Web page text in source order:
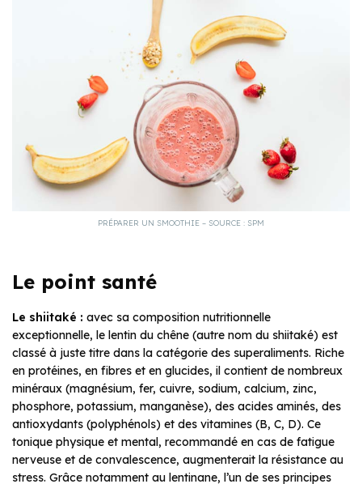
PRÉPARER UN SMOOTHIE – SOURCE : SPM
Le point santé
Le shiitaké : avec sa composition nutritionnelle
exceptionnelle, le lentin du chêne (autre nom du shiitaké) est
classé à juste titre dans la catégorie des superaliments. Riche
en protéines, en fibres et en glucides, il contient de nombreux
minéraux (magnésium, fer, cuivre, sodium, calcium, zinc,
phosphore, potassium, manganèse), des acides aminés, des
antioxydants (polyphénols) et des vitamines (B, C, D). Ce
tonique physique et mental, recommandé en cas de fatigue
nerveuse et de convalescence, augmenterait la résistance au
stress. Grâce notamment au lentinane, l’un de ses principes